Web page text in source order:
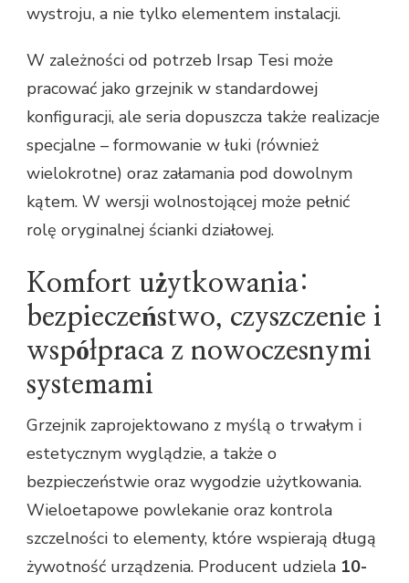
wystroju, a nie tylko elementem instalacji.
W zależności od potrzeb Irsap Tesi może
pracować jako grzejnik w standardowej
konfiguracji, ale seria dopuszcza także realizacje
specjalne – formowanie w łuki (również
wielokrotne) oraz załamania pod dowolnym
kątem. W wersji wolnostojącej może pełnić
rolę oryginalnej ścianki działowej.
Komfort użytkowania:
bezpieczeństwo, czyszczenie i
współpraca z nowoczesnymi
systemami
Grzejnik zaprojektowano z myślą o trwałym i
estetycznym wyglądzie, a także o
bezpieczeństwie oraz wygodzie użytkowania.
Wieloetapowe powlekanie oraz kontrola
szczelności to elementy, które wspierają długą
żywotność urządzenia. Producent udziela 10-